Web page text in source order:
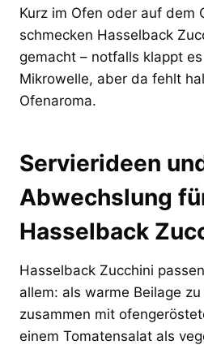
Kurz im Ofen oder auf dem
schmecken Hasselback
gemacht – notfalls klappt
Mikrowelle, aber da fehlt
Ofenaroma.
Servierideen
Abwechslung
Hasselback
Hasselback Zucchini
allem: als warme Beilage
zusammen mit
einem Tomatensalat als